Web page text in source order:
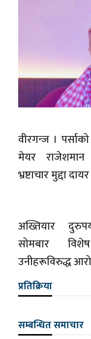
वीरगन्ज ।
मेयर
भ्रष्टाचार मुद्दा
अख्तियार
सोमबार
उनीहरूविरुद्ध
प्रतिक्रिया
सम्बन्धित समाचार